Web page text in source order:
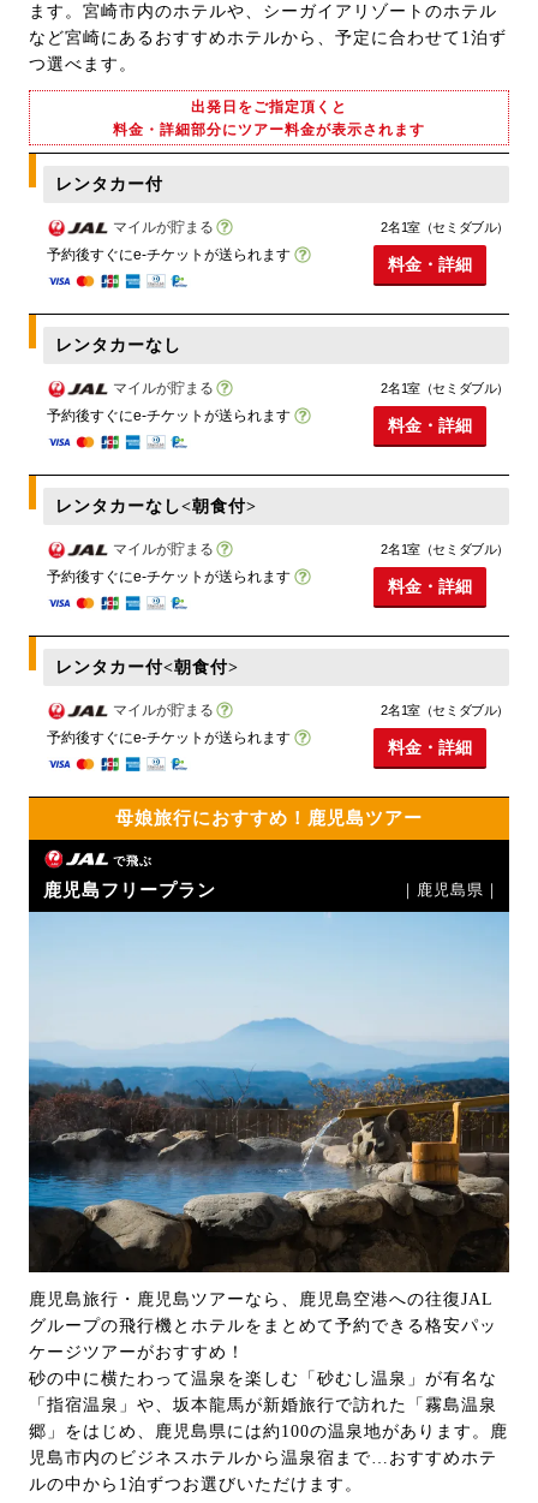
ます。宮崎市内のホテルや、シーガイアリゾートのホテル
など宮崎にあるおすすめホテルから、予定に合わせて1泊ず
つ選べます。
出発日をご指定頂くと
料金・詳細部分にツアー料金が表示されます
レンタカー付
マイルが貯まる
予約後すぐにe-チケットが送られます
2名1室（セミダブル）
料金・詳細
レンタカーなし
マイルが貯まる
予約後すぐにe-チケットが送られます
2名1室（セミダブル）
料金・詳細
レンタカーなし<朝食付>
マイルが貯まる
予約後すぐにe-チケットが送られます
2名1室（セミダブル）
料金・詳細
レンタカー付<朝食付>
マイルが貯まる
予約後すぐにe-チケットが送られます
2名1室（セミダブル）
料金・詳細
母娘旅行におすすめ！鹿児島ツアー
で飛ぶ
鹿児島フリープラン ｜鹿児島県｜
鹿児島旅行・鹿児島ツアーなら、鹿児島空港への往復JAL
グループの飛行機とホテルをまとめて予約できる格安パッ
ケージツアーがおすすめ！
砂の中に横たわって温泉を楽しむ「砂むし温泉」が有名な
「指宿温泉」や、坂本龍馬が新婚旅行で訪れた「霧島温泉
郷」をはじめ、鹿児島県には約100の温泉地があります。鹿
児島市内のビジネスホテルから温泉宿まで…おすすめホテ
ルの中から1泊ずつお選びいただけます。